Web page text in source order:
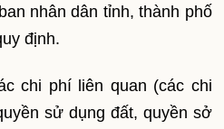
nhân dân tỉnh, thành phố
định.
chi phí liên quan (các chi
sử dụng đất, quyền sở